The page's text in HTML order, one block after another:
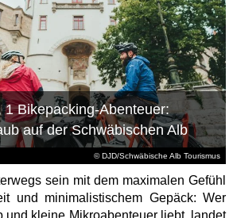
© DJD/Schwäbische Alb Tourismus
1 Bikepacking-Abenteuer:
auf der Schwäbischen Alb
sein mit dem maximalen Gefühl
und minimalistischem Gepäck: Wer